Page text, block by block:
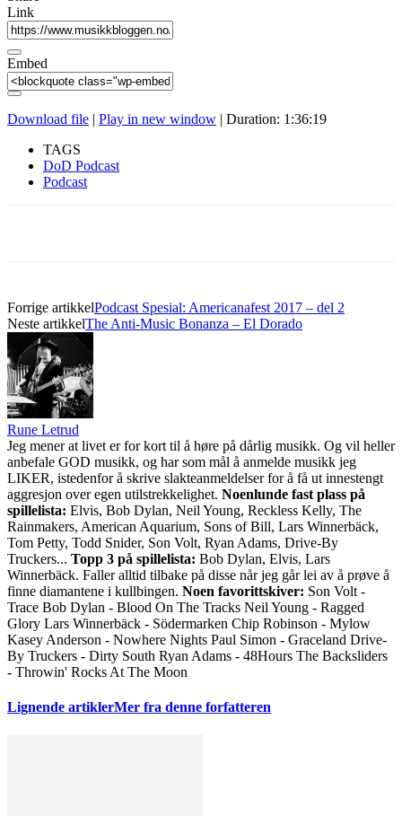
Link
Embed
Download file | Play in new window | Duration: 1:36:19
TAGS
DoD Podcast
Podcast
Forrige artikkelPodcast Spesial: Americanafest 2017 – del 2
Neste artikkelThe Anti-Music Bonanza – El Dorado
Rune Letrud
Jeg mener at livet er for kort til å høre på dårlig musikk. Og vil heller
anbefale GOD musikk, og har som mål å anmelde musikk jeg
LIKER, istedenfor å skrive slakteanmeldelser for å få ut innestengt
aggresjon over egen utilstrekkelighet. Noenlunde fast plass på
spillelista: Elvis, Bob Dylan, Neil Young, Reckless Kelly, The
Rainmakers, American Aquarium, Sons of Bill, Lars Winnerbäck,
Tom Petty, Todd Snider, Son Volt, Ryan Adams, Drive-By
Truckers... Topp 3 på spillelista: Bob Dylan, Elvis, Lars
Winnerbäck. Faller alltid tilbake på disse når jeg går lei av å prøve å
finne diamantene i kullbingen. Noen favorittskiver: Son Volt -
Trace Bob Dylan - Blood On The Tracks Neil Young - Ragged
Glory Lars Winnerbäck - Södermarken Chip Robinson - Mylow
Kasey Anderson - Nowhere Nights Paul Simon - Graceland Drive-
By Truckers - Dirty South Ryan Adams - 48Hours The Backsliders
- Throwin' Rocks At The Moon
Lignende artiklerMer fra denne forfatteren